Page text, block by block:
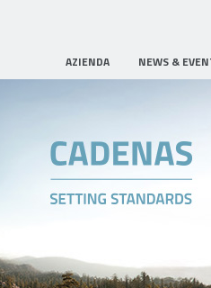
AZIENDA NEWS &